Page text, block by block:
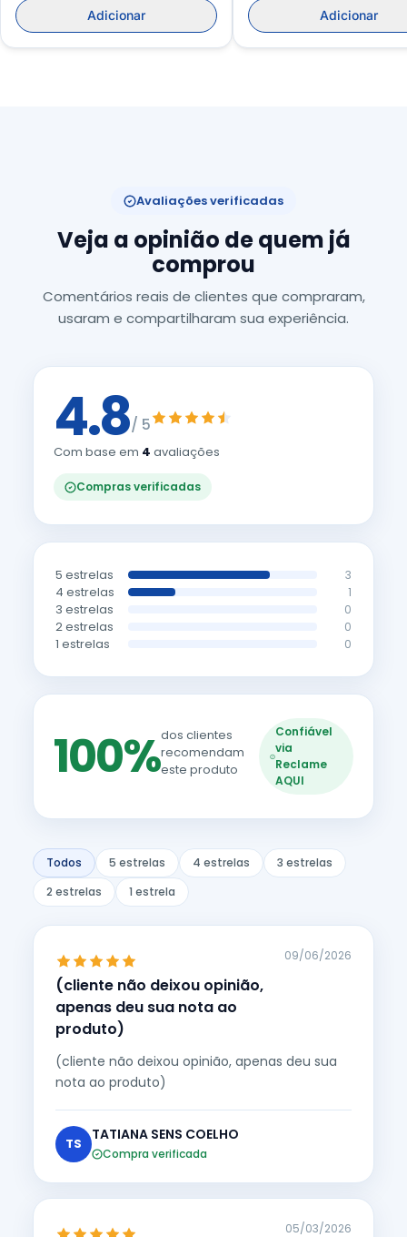
Adicionar Adicionar
Avaliações verificadas
Veja a opinião de quem já
comprou
Comentários reais de clientes que compraram,
usaram e compartilharam sua experiência.
4.8/ 5
Com base em 4 avaliações
Compras verificadas
5 estrelas 3
4 estrelas 1
3 estrelas 0
2 estrelas 0
1 estrelas 0
100%dos clientes
recomendam
este produto
Confiável
via
Reclame
AQUI
Todos 5 estrelas 4 estrelas
3 estrelas
2 estrelas
1 estrela
(cliente não deixou opinião,
apenas deu sua nota ao
produto)
09/06/2026
(cliente não deixou opinião, apenas deu sua
nota ao produto)
TS
TATIANA SENS COELHO
Compra verificada
05/03/2026